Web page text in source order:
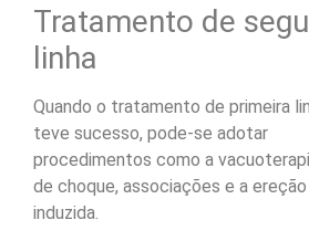
Tratamento de
linha
Quando o tratamento de primeira
teve sucesso, pode-se adotar
procedimentos como a
de choque, associações e a
induzida.